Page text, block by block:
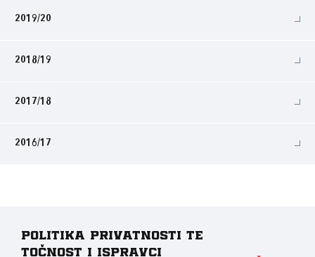
2019/20
2018/19
2017/18
2016/17
Politika privatnosti te
točnost i ispravci